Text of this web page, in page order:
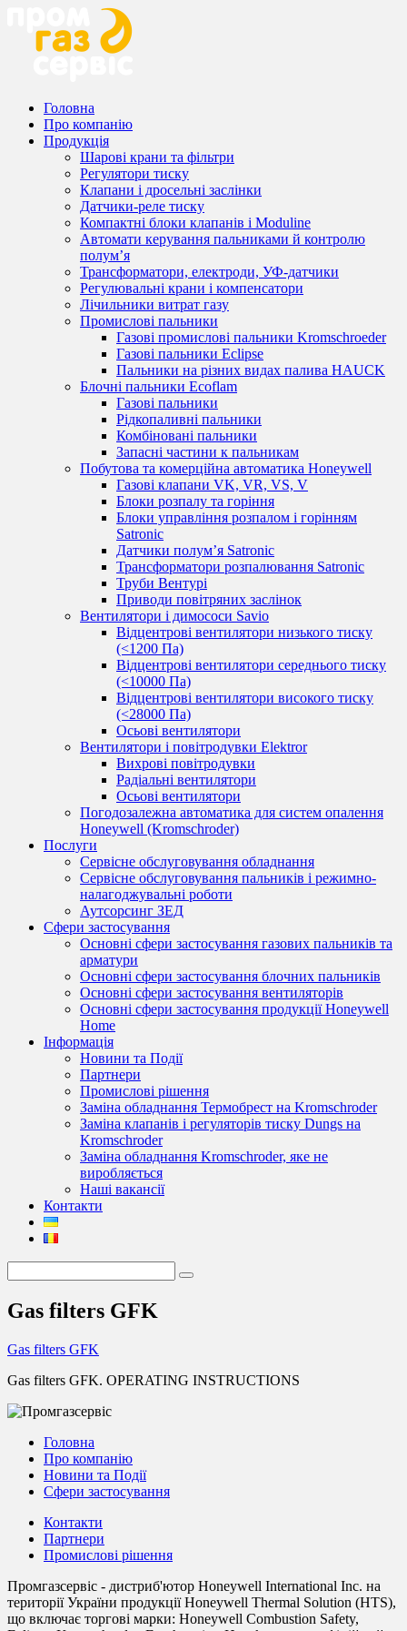
Головна
Про компанію
Продукція
Шарові крани та фільтри
Регулятори тиску
Клапани і дросельні заслінки
Датчики-реле тиску
Компактні блоки клапанів і Moduline
Автомати керування пальниками й контролю
полум’я
Трансформатори, електроди, УФ-датчики
Регулювальні крани і компенсатори
Лічильники витрат газу
Промислові пальники
Газові промислові пальники Kromschroeder
Газові пальники Eclipse
Пальники на різних видах палива HAUCK
Блочні пальники Ecoflam
Газові пальники
Рідкопаливні пальники
Комбіновані пальники
Запасні частини к пальникам
Побутова та комерційна автоматика Honeywell
Газові клапани VK, VR, VS, V
Блоки розпалу та горіння
Блоки управління розпалом і горінням
Satronic
Датчики полум’я Satronic
Трансформатори розпалювання Satronic
Труби Вентурі
Приводи повітряних заслінок
Вентилятори і димососи Savio
Відцентрові вентилятори низького тиску
(<1200 Па)
Відцентрові вентилятори середнього тиску
(<10000 Па)
Відцентрові вентилятори високого тиску
(<28000 Па)
Осьові вентилятори
Вентилятори і повітродувки Elektror
Вихрові повітродувки
Радіальні вентилятори
Осьові вентилятори
Погодозалежна автоматика для систем опалення
Honeywell (Kromschroder)
Послуги
Сервісне обслуговування обладнання
Сервісне обслуговування пальників і режимно-
налагоджувальні роботи
Аутсорсинг ЗЕД
Сфери застосування
Основні сфери застосування газових пальників та
арматури
Основні сфери застосування блочних пальників
Основні сфери застосування вентиляторів
Основні сфери застосування продукції Honeywell
Home
Інформація
Новини та Події
Партнери
Промислові рішення
Заміна обладнання Термобрест на Kromschroder
Заміна клапанів і регуляторів тиску Dungs на
Kromschroder
Заміна обладнання Kromschroder, яке не
виробляється
Наші вакансії
Контакти
Gas filters GFK
Gas filters GFK
Gas filters GFK. OPERATING INSTRUCTIONS
Головна
Про компанію
Новини та Події
Сфери застосування
Контакти
Партнери
Промислові рішення
Промгазсервіс - дистриб'ютор Honeywell International Inc. на
території України продукції Honeywell Thermal Solution (HTS),
що включає торгові марки: Honeywell Combustion Safety,